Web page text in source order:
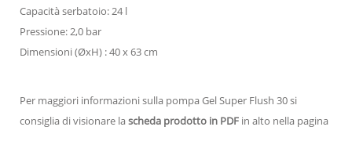
Capacità serbatoio: 24 l
Pressione: 2,0 bar
Dimensioni (ØxH) : 40 x 63 cm
Per maggiori informazioni sulla pompa Gel Super Flush 30 si
consiglia di visionare lascheda prodotto in PDF in alto nella pagina